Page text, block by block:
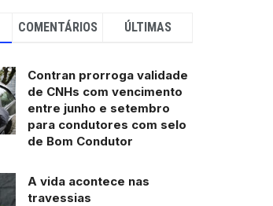
COMENTÁRIOS ÚLTIMAS
Contran prorroga validade
de CNHs com vencimento
entre junho e setembro
para condutores com selo
de Bom Condutor
A vida acontece nas
travessias